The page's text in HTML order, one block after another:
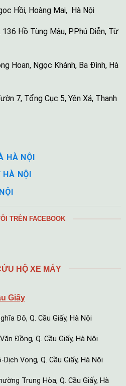
Hồi, Hoàng Mai, Hà Nội
Hồ Tùng Mậu, P.Phú Diễn, Từ
Hoan, Ngọc Khánh, Ba Đình, Hà
7, Tổng Cục 5, Yên Xá, Thanh
HÀ NỘI
NỘI
TRÊN FACEBOOK
HỘ XE MÁY
Giấy
Đô, Q. Cầu Giấy, Hà Nội
Đồng, Q. Cầu Giấy, Hà Nội
Vọng, Q. Cầu Giấy, Hà Nội
Trung Hòa, Q. Cầu Giấy, Hà